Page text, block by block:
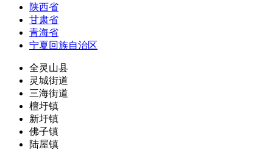
陕西省
甘肃省
青海省
宁夏回族自治区
全灵山县
灵城街道
三海街道
檀圩镇
新圩镇
佛子镇
陆屋镇